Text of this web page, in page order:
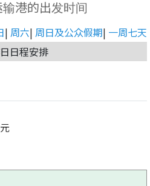
港的出发时间
| 周六| 周日及公众假期| 一周七天
日程安排